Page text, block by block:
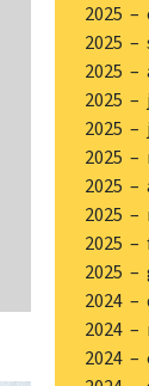
2025 –
2025 –
2025 –
2025
2025 –
2025 –
2025 –
2025 –
2025 –
2025 –
2024 –
2024 –
2024 –